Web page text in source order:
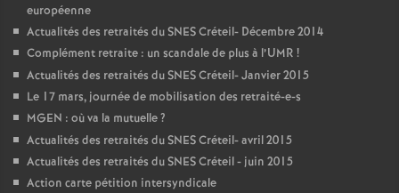
européenne
Actualités des retraités duSNESCréteil- Décembre 2014
Complément retraite : un scandale de plus à l’UMR !
Actualités des retraités duSNESCréteil- Janvier 2015
Le 17 mars, journée de mobilisation des retraité-e-s
MGEN : où va la mutuelle?
Actualités des retraités duSNESCréteil- avril 2015
Actualités des retraités duSNESCréteil - juin 2015
Action carte pétition intersyndicale